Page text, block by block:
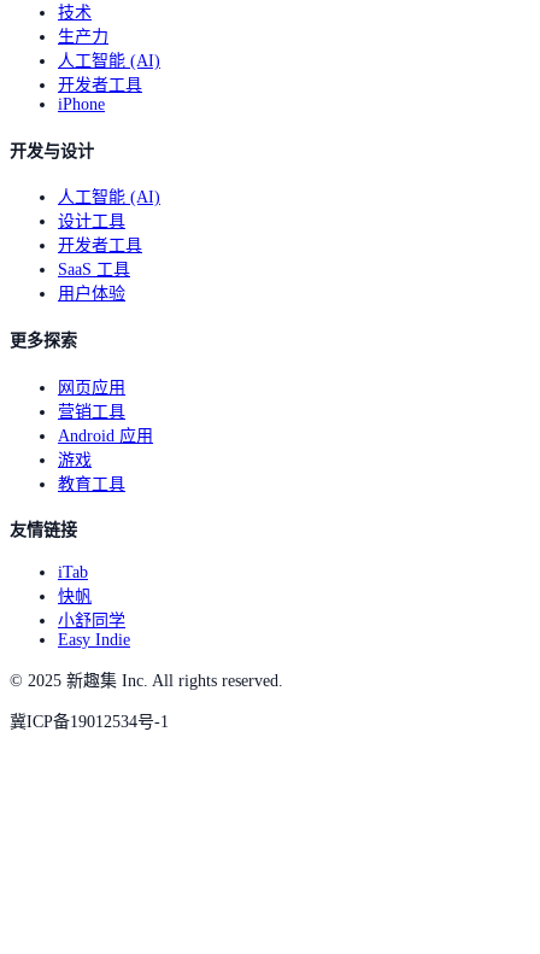
技术
生产力
人工智能 (AI)
开发者工具
iPhone
开发与设计
人工智能 (AI)
设计工具
开发者工具
SaaS 工具
用户体验
更多探索
网页应用
营销工具
Android 应用
游戏
教育工具
友情链接
iTab
快帆
小舒同学
Easy Indie
© 2025 新趣集 Inc. All rights reserved.
冀ICP备19012534号-1